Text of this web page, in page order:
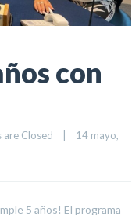
con
are Closed |
14 mayo,
5 años! El programa